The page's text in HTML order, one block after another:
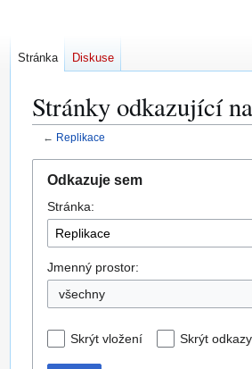
Stránky odkazující
← Replikace
navigaci
vyhledávání
Odkazuje sem
Stránka:
Jmenný prostor:
všechny
Skrýt vložení Skrýt odkazy
Stránka Diskuse